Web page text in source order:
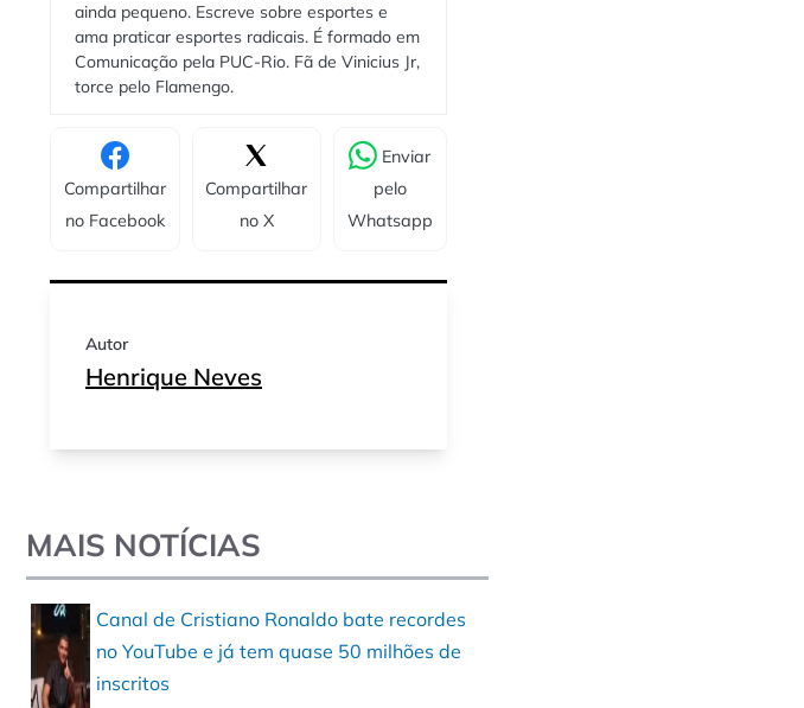
ainda pequeno. Escreve sobre esportes e
ama praticar esportes radicais. É formado em
Comunicação pela PUC-Rio. Fã de Vinicius Jr,
torce pelo Flamengo.
Compartilhar
no Facebook
Compartilhar
no X
Enviar
pelo
Whatsapp
Autor
Henrique Neves
MAIS NOTÍCIAS
Canal de Cristiano Ronaldo bate recordes
no YouTube e já tem quase 50 milhões de
inscritos